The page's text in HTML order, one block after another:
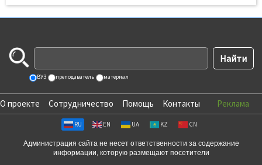
ВУЗ преподаватель материал
О проекте Сотрудничество Помощь Контакты Реклама
RU EN UA KZ CN
Администрация сайта не несет ответственности за содержание
информации, которую размещают посетители